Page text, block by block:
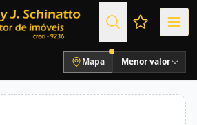
Favoritos
Mapa Menor valor